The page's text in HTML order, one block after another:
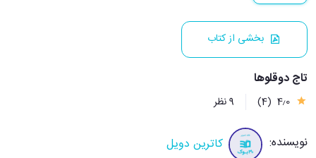
بخشی از کتاب
تاج دوقلوها
4٫0 (4) 9 نظر
نویسنده: کاترین دویل